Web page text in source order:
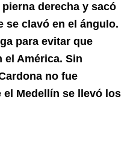
derecha y sacó
se clavó en el ángulo.
para evitar que
el América. Sin
no fue
Medellín se llevó los